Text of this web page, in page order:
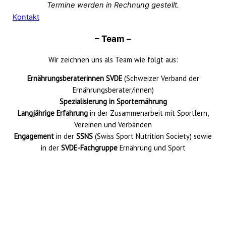
Termine werden in Rechnung gestellt.
Kontakt
– Team –
Wir zeichnen uns als Team wie folgt aus:
Ernährungsberaterinnen SVDE(Schweizer Verband der
Ernährungsberater/innen)
Spezialisierung in Sporternährung
Langjährige Erfahrungin der Zusammenarbeit mit Sportlern,
Vereinen und Verbänden
Engagement in der SSNS (Swiss Sport Nutrition Society) sowie
in der SVDE-FachgruppeErnährung und Sport